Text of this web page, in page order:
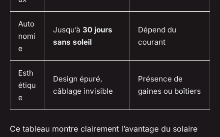
Auto
nomi
e
Jusqu’à 30 jours
sans soleil
Dépend du
courant
Esth
étiqu
e
Design épuré,
câblage invisible
Présence de
gaines ou boîtiers
Ce tableau montre clairement l’avantage du solaire